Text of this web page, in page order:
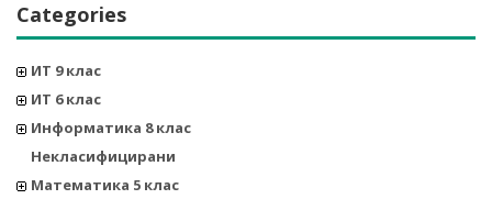
Categories
ИТ 9 клас
ИТ 6 клас
Информатика 8 клас
Некласифицирани
Математика 5 клас